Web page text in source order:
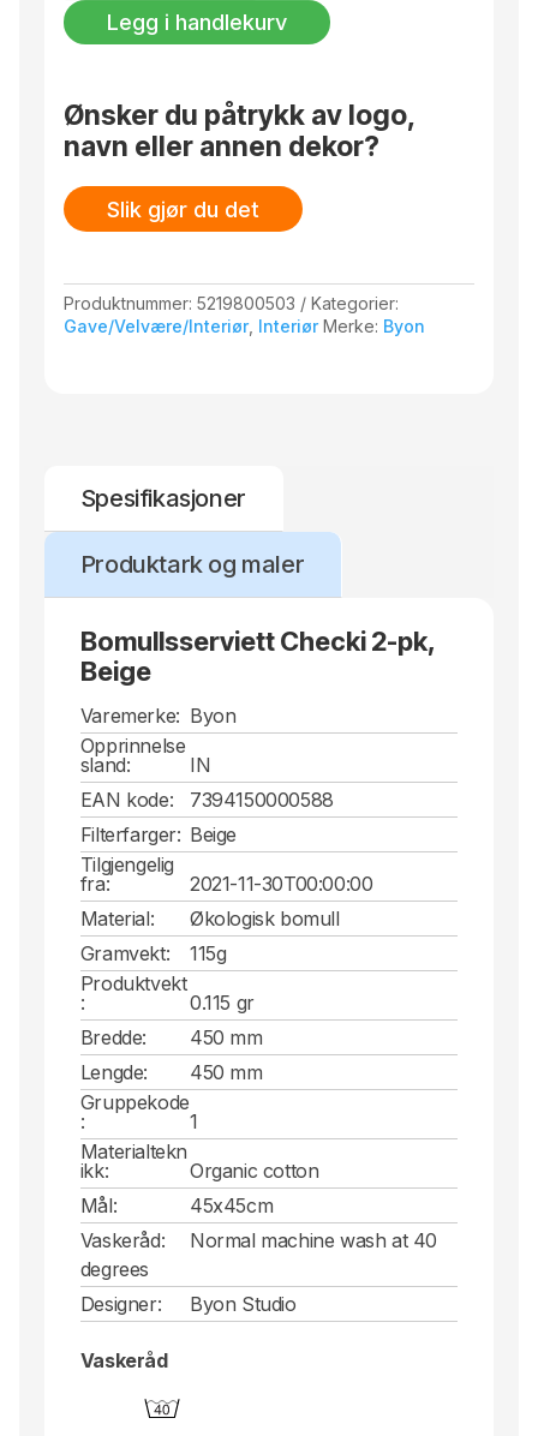
2-
pk,
Legg i handlekurv
Ønsker du påtrykk av logo,
navn eller annen dekor?
Slik gjør du det
Produktnummer:5219800503
Kategorier:
Gave/Velvære/Interiør, Interiør Merke: Byon
Spesifikasjoner
Produktark og maler
Bomullsserviett Checki 2-pk,
Beige
Varemerke: Byon
Opprinnelse
sland:
IN
EAN kode:
7394150000588
Filterfarger: Beige
Tilgjengelig
fra:
2021-11-30T00:00:00
Material:
Økologisk bomull
Gramvekt:
115g
Produktvekt
:
0.115 gr
Bredde:
450 mm
Lengde:
450 mm
Gruppekode
:
1
Materialtekn
ikk:
Organic cotton
Mål:
45x45cm
Vaskeråd:
Normal machine wash at 40
degrees
Designer:
Byon Studio
Vaskeråd